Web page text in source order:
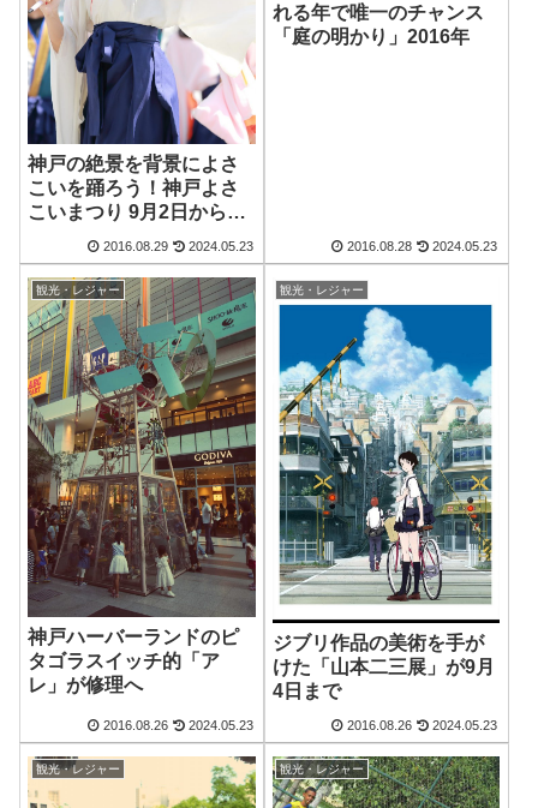
神戸の絶景を背景によさ
こいを踊ろう！神戸よさ
こいまつり 9月2日から4
2016.08.29 2024.05.23
れる年で唯一のチャンス
「庭の明かり」2016年
2016.08.28 2024.05.23
観光・レジャー
神戸ハーバーランドのピ
タゴラスイッチ的「ア
レ」が修理へ
2016.08.26 2024.05.23
観光・レジャー
ジブリ作品の美術を手が
けた「山本二三展」が9月
4日まで
2016.08.26 2024.05.23
観光・レジャー 観光・レジャー